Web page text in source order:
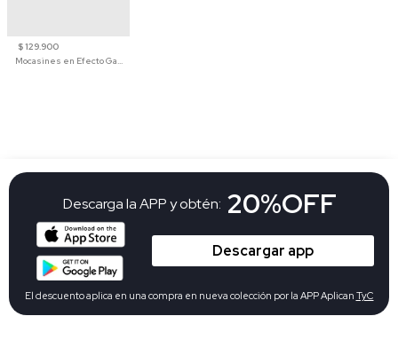
$ 129.900
Mocasines en Efecto Gamuzado Para Mujer
Descarga la APP y obtén: 20%OFF
Descargar app
El descuento aplica en una compra en nueva colección por la APP Aplican TyC